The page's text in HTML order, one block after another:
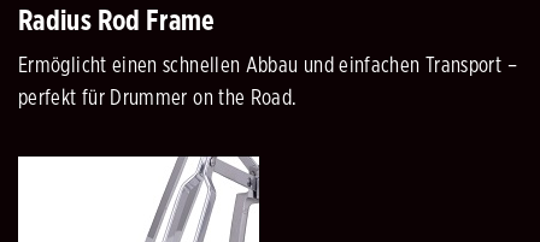
Radius Rod Frame
Ermöglicht einen schnellen Abbau und einfachen Transport –
perfekt für Drummer on the Road.